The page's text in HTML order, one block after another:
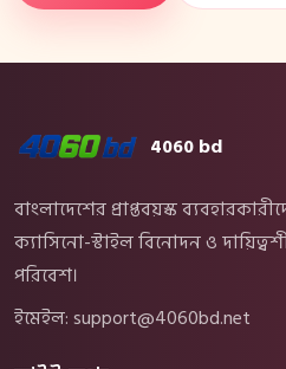
4060 bd
বাংলাদেশের প্রাপ্তবয়স্ক
ক্যাসিনো-স্টাইল বিনোদন ও
পরিবেশ।
ইমেইল:support@4060bd.net